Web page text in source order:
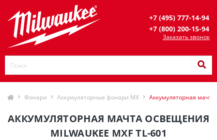
+7 (495) 777-14-94
+7 (800) 200-15-94
Заказать звонок
Фонари Аккумуляторные фонари MX Аккумуляторная
АККУМУЛЯТОРНАЯ МАЧТА ОСВЕЩЕНИЯ
MILWAUKEE MXF TL-601